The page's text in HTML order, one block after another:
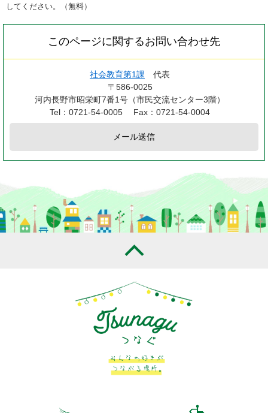
してください。（無料）
このページに関するお問い合わせ先
社会教育第1課
代表
〒586-0025
河内長野市昭栄町7番1号（市民交流センター3階）
Tel：0721-54-0005
Fax：0721-54-0004
メール送信